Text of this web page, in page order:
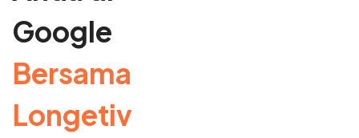
Google
Bersama
Longetiv